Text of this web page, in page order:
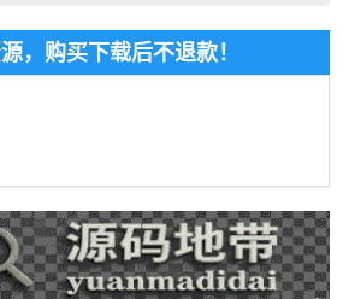
，购买下载后不退款！